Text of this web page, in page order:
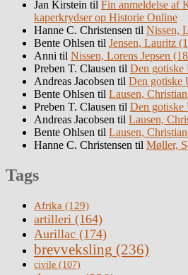
Jan Kirstein til Fin anmeldelse af
kaperkrydser op Historie Online
Hanne C. Christensen til Nissen,
Bente Ohlsen til Jensen, Lauritz
Anni til Nissen, Lorens Jepsen
Preben T. Clausen til Den
Andreas Jacobsen til Den gotiske
Bente Ohlsen til Lausen,
Preben T. Clausen til Den
Andreas Jacobsen til Lausen,
Bente Ohlsen til Lausen,
Hanne C. Christensen til Møller,
Tags
Afrika (129)
artilleri (164)
Aurillac (174)
brevveksling (236)
civile (107)